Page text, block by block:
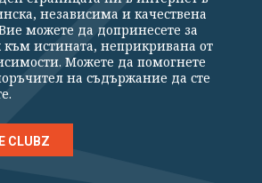
невронните вериги,
промени в тялото.
взаимодействие между мозъка
възможности за промяна на
независима и качествена
можете да допринесете за
истината, неприкривана от
Можете да помогнете
на съдържание да сте
CLUBZ